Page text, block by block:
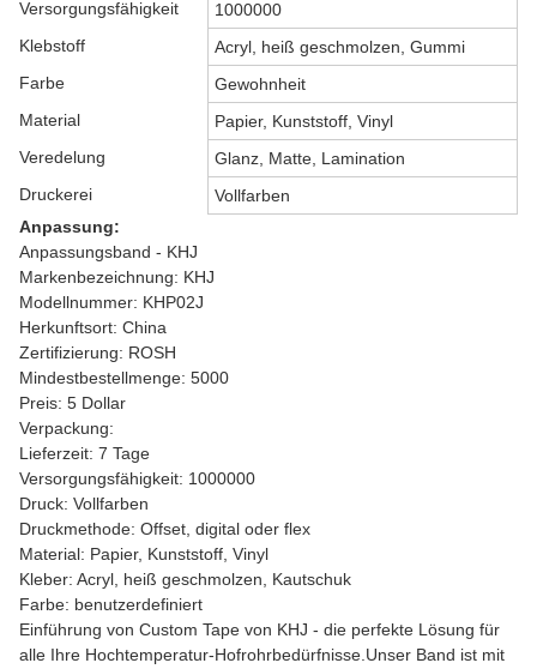
Versorgungsfähigkeit
1000000
Klebstoff
Acryl, heiß geschmolzen, Gummi
Farbe
Gewohnheit
Material
Papier, Kunststoff, Vinyl
Veredelung
Glanz, Matte, Lamination
Druckerei
Vollfarben
Anpassung:
Anpassungsband - KHJ
Markenbezeichnung: KHJ
Modellnummer: KHP02J
Herkunftsort: China
Zertifizierung: ROSH
Mindestbestellmenge: 5000
Preis: 5 Dollar
Verpackung:
Lieferzeit: 7 Tage
Versorgungsfähigkeit: 1000000
Druck: Vollfarben
Druckmethode: Offset, digital oder flex
Material: Papier, Kunststoff, Vinyl
Kleber: Acryl, heiß geschmolzen, Kautschuk
Farbe: benutzerdefiniert
Einführung von Custom Tape von KHJ - die perfekte Lösung für
alle Ihre Hochtemperatur-Hofrohrbedürfnisse.Unser Band ist mit